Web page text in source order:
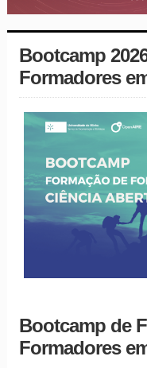
Bootcamp
Formadores
Bootcamp de
Formadores